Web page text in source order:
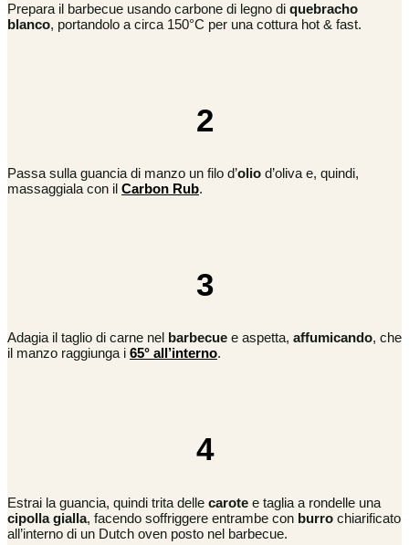
Prepara il barbecue usando carbone di legno di quebracho
blanco, portandolo a circa 150°C per una cottura hot & fast.
2
Passa sulla guancia di manzo un filo d’olio d’oliva e, quindi,
massaggiala con il Carbon Rub.
3
Adagia il taglio di carne nel barbecue e aspetta, affumicando, che
il manzo raggiunga i 65° all’interno.
4
Estrai la guancia, quindi trita delle carote e taglia a rondelle una
cipolla gialla, facendo soffriggere entrambe con burro chiarificato
all’interno di un Dutch oven posto nel barbecue.